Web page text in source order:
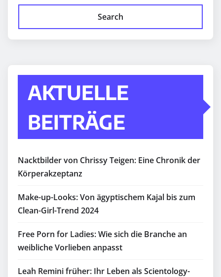
Search
AKTUELLE
BEITRÄGE
Nacktbilder von Chrissy Teigen: Eine Chronik der
Körperakzeptanz
Make-up-Looks: Von ägyptischem Kajal bis zum
Clean-Girl-Trend 2024
Free Porn for Ladies: Wie sich die Branche an
weibliche Vorlieben anpasst
Leah Remini früher: Ihr Leben als Scientology-